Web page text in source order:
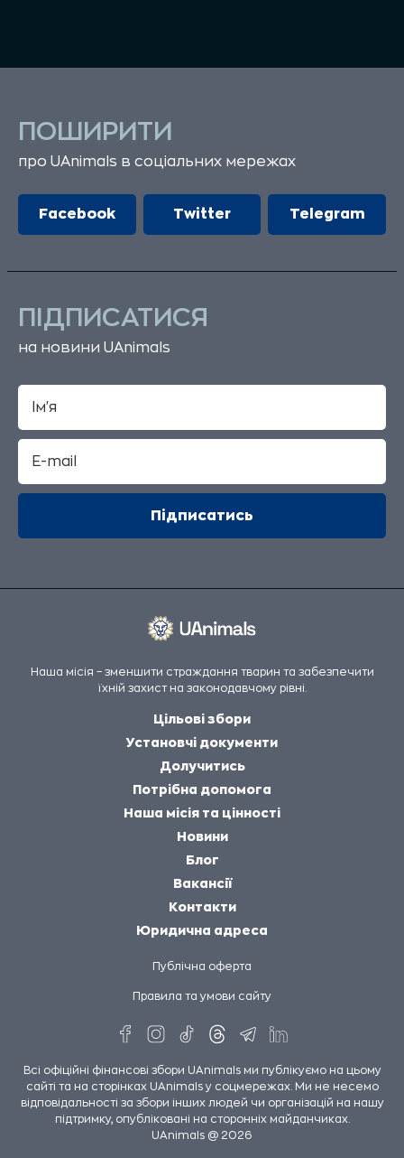
ПОШИРИТИ
про UAnimals в соціальних мережах
Facebook Twitter Telegram
ПІДПИСАТИСЯ
на новини UAnimals
Наша місія – зменшити страждання тварин та забезпечити
їхній захист на законодавчому рівні.
Цільові збори
Установчі документи
Долучитись
Потрібна допомога
Наша місія та цінності
Новини
Блог
Вакансії
Контакти
Юридична адреса
Публічна оферта
Правила та умови сайту
Всі офіційні фінансові збори UAnimals ми публікуємо на цьому
сайті та на сторінках UAnimals у соцмережах. Ми не несемо
відповідальності за збори інших людей чи організацій на нашу
підтримку, опубліковані на сторонніх майданчиках.
UAnimals @ 2026